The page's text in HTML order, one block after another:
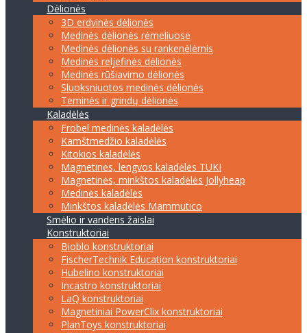
Dėlionės
3D erdvinės dėlionės
Medinės dėlionės rėmeliuose
Medinės dėlionės su rankenėlėmis
Medinės reljefinės dėlionės
Medinės rūšiavimo dėlionės
Sluoksniuotos medinės dėlionės
Teminės ir grindų dėlionės
Kaladėlės
Frobel medinės kaladėlės
Kamštmedžio kaladėlės
Kitokios kaladėlės
Magnetinės, lengvos kaladėlės TUKI
Magnetinės, minkštos kaladėlės Jollyheap
Medinės kaladėlės
Minkštos kaladėlės Mammutico
Smėlio ir vandens žaislai
Konstruktoriai
Bioblo konstruktoriai
FischerTechnik Education konstruktoriai
Hubelino konstruktoriai
Incastro konstruktoriai
LaQ konstruktoriai
Magnetiniai PowerClix konstruktoriai
PlanToys konstruktoriai